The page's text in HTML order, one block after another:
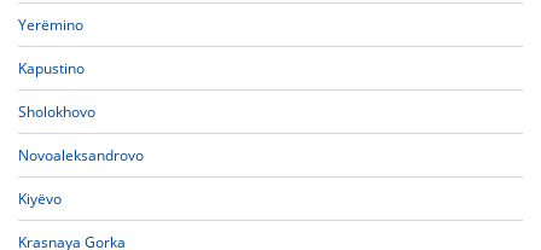
Yerëmino
Kapustino
Sholokhovo
Novoaleksandrovo
Kiyëvo
Krasnaya Gorka